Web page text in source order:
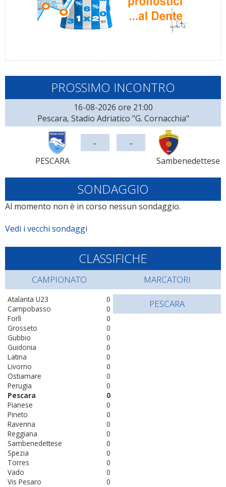
PROSSIMO INCONTRO
16-08-2026 ore 21:00
Pescara, Stadio Adriatico "G. Cornacchia"
PESCARA
- -
Sambenedettese
SONDAGGIO
Al momento non è in corso nessun sondaggio.
Vedi i vecchi sondaggi
CLASSIFICHE
CAMPIONATO
0
Atalanta U23
0
Campobasso
0
Forlì
0
Grosseto
0
Gubbio
0
Guidonia
0
Latina
0
Livorno
0
Ostiamare
0
Perugia
0
Pescara
0
Pianese
0
Pineto
0
Ravenna
0
Reggiana
0
Sambenedettese
0
Spezia
0
Torres
0
Vado
0
Vis Pesaro
MARCATORI
PESCARA